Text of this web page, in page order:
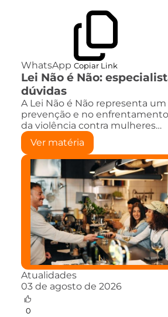
WhatsApp Copiar Link
Lei Não é Não:
dúvidas
A Lei Não é Não representa
prevenção e no
da violência contra mulheres…
Ver matéria
Atualidades
03 de agosto de 2026
0